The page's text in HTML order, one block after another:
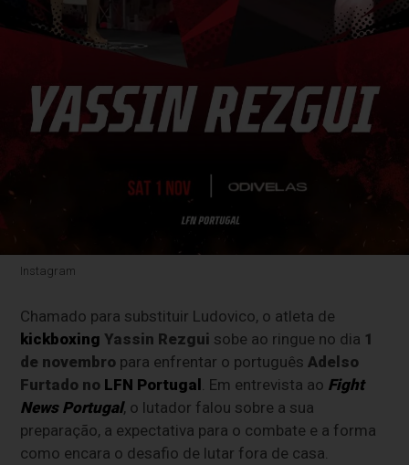
Instagram
Chamado para substituir Ludovico, o atleta de
kickboxing Yassin Rezgui sobe ao ringue no dia 1
de novembro para enfrentar o portuguêsAdelso
Furtado no LFN Portugal . Em entrevista ao Fight
News Portugal, o lutador falou sobre a sua
preparação, a expectativa para o combate e a forma
como encara o desafio de lutar fora de casa.